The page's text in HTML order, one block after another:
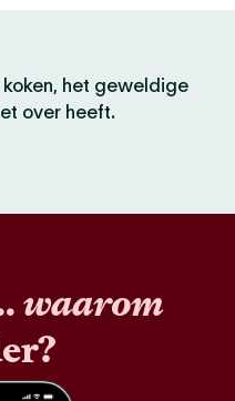
het geweldige
over heeft.
waarom